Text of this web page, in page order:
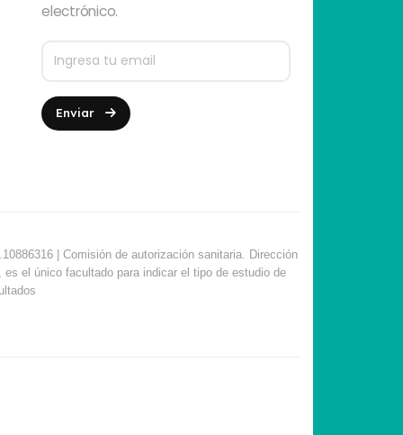
electrónico.
Enviar
| Comisión de autorización sanitaria. Dirección
el único facultado para indicar el tipo de estudio de